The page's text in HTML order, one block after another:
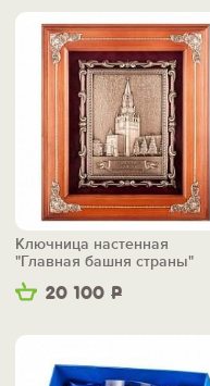
20 100 Р
Ключница настенная
"Главная башня страны"